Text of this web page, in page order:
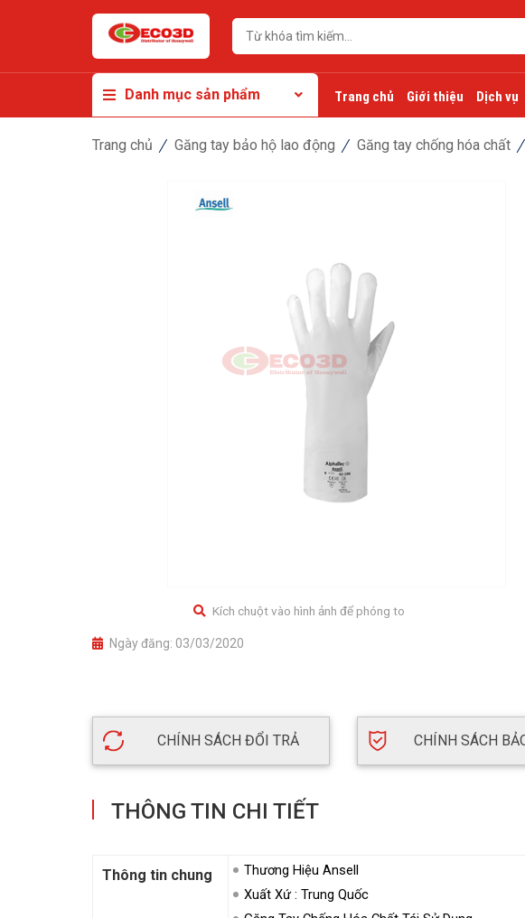
Danh mục sản phẩm Trang chủ Giới thiệu Dịch vụ
Trang chủ Găng tay bảo hộ lao động Găng tay chống hóa chất
Kích chuột vào hình ảnh để phóng to
Ngày đăng: 03/03/2020
CHÍNH SÁCH ĐỔI TRẢ CHÍNH SÁCH
THÔNG TIN CHI TIẾT
Thông tin chung
Thương Hiệu Ansell
Xuất Xứ : Trung Quốc